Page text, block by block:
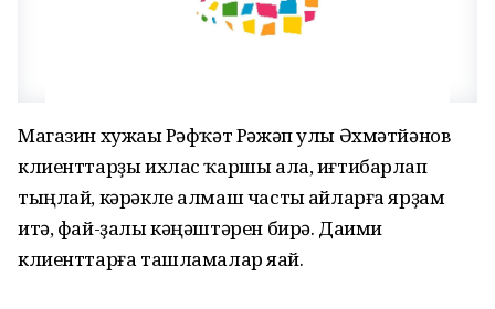
Магазин хужаһы Рәфҡәт Рәжәп улы Әхмәтйәнов
клиенттарҙы ихлас ҡаршы ала, иғтибарлап
тыңлай, кәрәкле алмаш часты һайларға ярҙам
итә, фай-ҙалы кәңәштәрен бирә. Даими
клиенттарға ташламалар яһай.